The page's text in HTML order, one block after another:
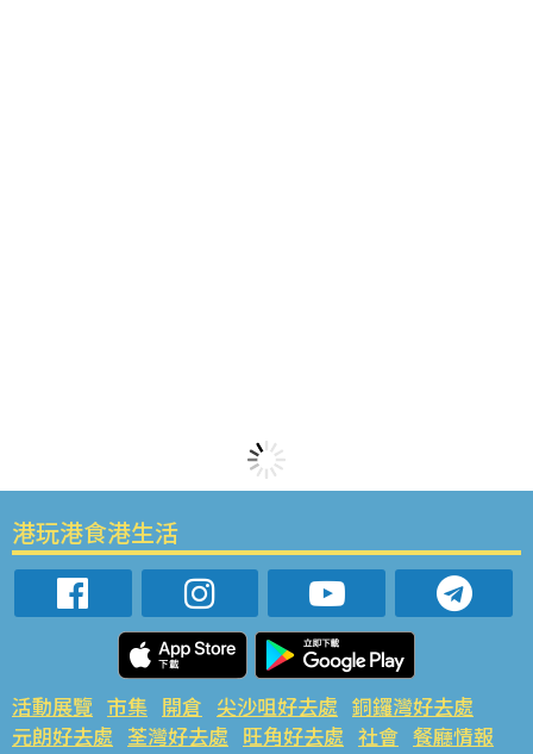
港玩港食港生活
活動展覽 市集 開倉 尖沙咀好去處 銅鑼灣好去處
元朗好去處 荃灣好去處 旺角好去處 社會 餐廳情報